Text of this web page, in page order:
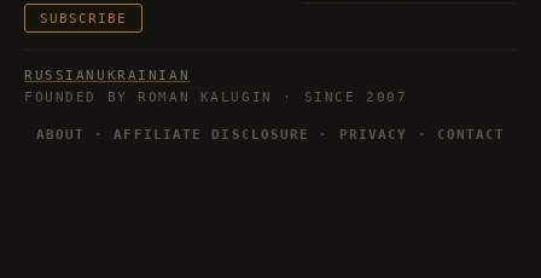
Email
SUBSCRIBE
RUSSIAN UKRAINIAN
FOUNDED BY ROMAN KALUGIN · SINCE 2007
ABOUT ·AFFILIATE DISCLOSURE · PRIVACY · CONTACT